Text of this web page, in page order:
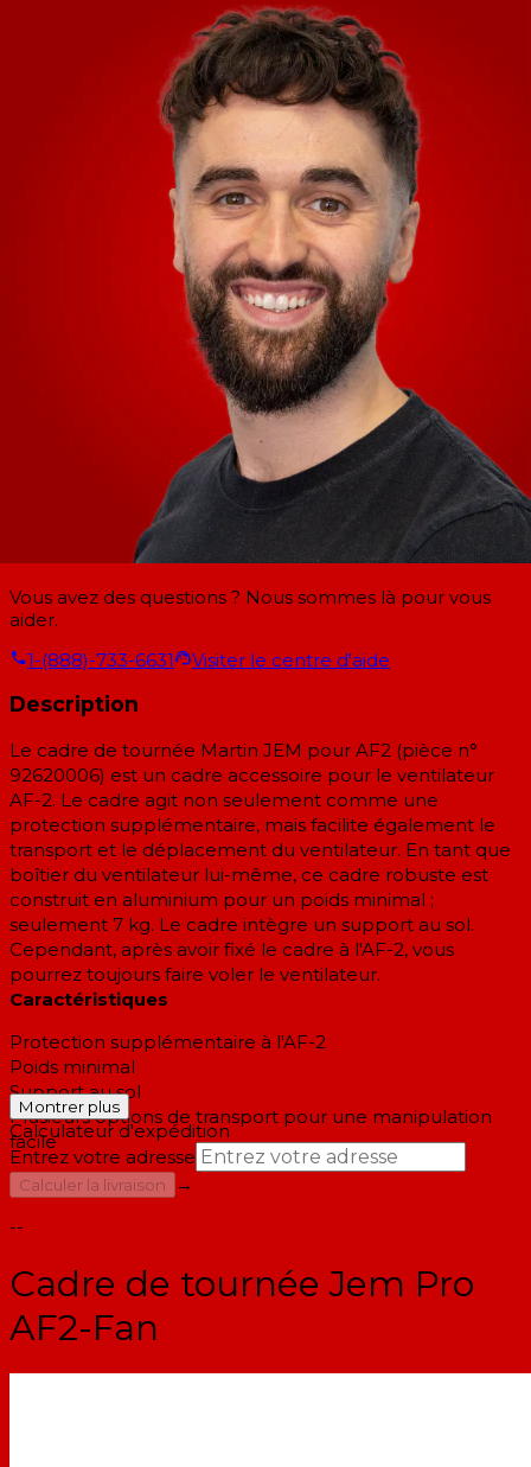
Vous avez des questions ? Nous sommes là pour vous
aider.
1-(888)-733-6631
Visiter le centre d'aide
Description
Le cadre de tournée Martin JEM pour AF2 (pièce n°
92620006) est un cadre accessoire pour le ventilateur
AF-2. Le cadre agit non seulement comme une
protection supplémentaire, mais facilite également le
transport et le déplacement du ventilateur. En tant que
boîtier du ventilateur lui-même, ce cadre robuste est
construit en aluminium pour un poids minimal ;
seulement 7 kg. Le cadre intègre un support au sol.
Cependant, après avoir fixé le cadre à l'AF-2, vous
pourrez toujours faire voler le ventilateur.
Caractéristiques
Protection supplémentaire à l'AF-2
Poids minimal
Support au sol
Plusieurs options de transport pour une manipulation
facile
Montrer plus
Calculateur d'expédition
Entrez votre adresse
Calculer la livraison
→
--
Cadre de tournée Jem Pro
AF2-Fan